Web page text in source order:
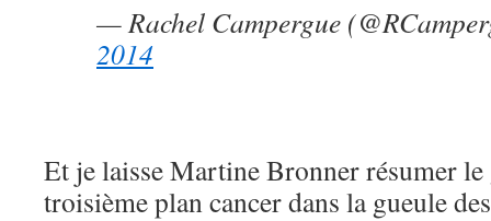
— Rachel Campergue
2014
Et je laisse Martine Bronner résumer le
troisième plan cancer dans la gueule